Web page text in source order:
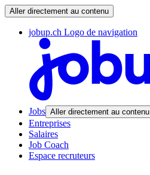
Aller directement au contenu
jobup.ch Logo de navigation
Jobs Aller directement au contenu
Entreprises
Salaires
Job Coach
Espace recruteurs